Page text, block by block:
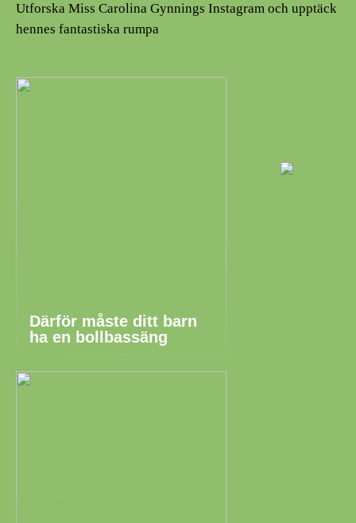
Utforska Miss Carolina Gynnings Instagram och upptäck
hennes fantastiska rumpa
Därför måste ditt barn
ha en bollbassäng